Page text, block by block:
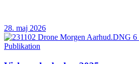
28. maj 2026
Publikation